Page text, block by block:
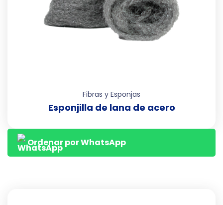
Fibras y Esponjas
Esponjilla de lana de acero
Ordenar por WhatsApp